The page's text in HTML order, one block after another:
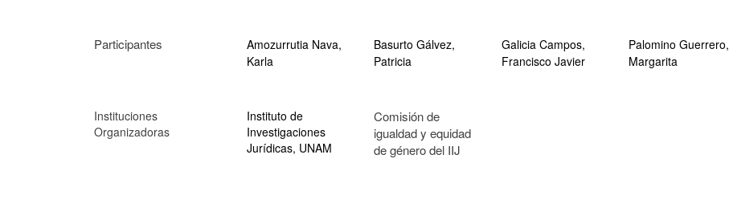
Participantes
Amozurrutia Nava,
Karla
Basurto Gálvez,
Patricia
Galicia Campos,
Francisco Javier
Palomino Guerrero,
Margarita
Instituciones
Organizadoras
Instituto de
Investigaciones
Jurídicas, UNAM
Comisión de
igualdad y equidad
de género del IIJ